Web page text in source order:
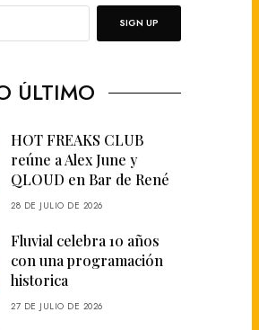
SIGN UP
ÚLTIMO
HOT FREAKS CLUB
reúne a Alex June y
QLOUD en Bar de René
28 DE JULIO DE 2026
Fluvial celebra 10 años
con una programación
historica
27 DE JULIO DE 2026